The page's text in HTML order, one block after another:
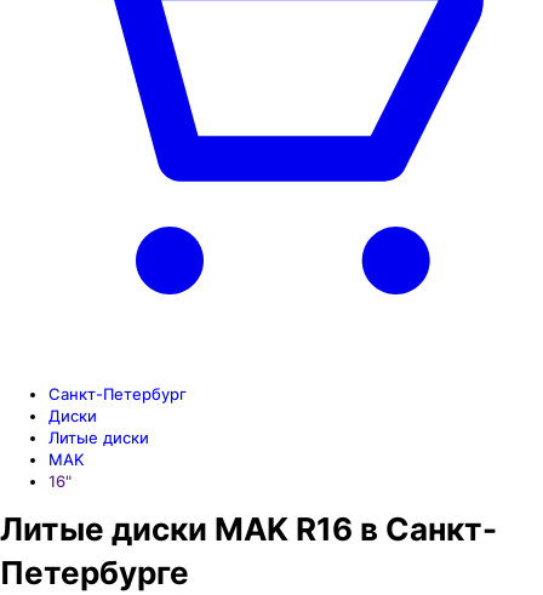
Санкт-Петербург
Диски
Литые диски
MAK
16"
Литые диски MAK R16 в Санкт-
Петербурге